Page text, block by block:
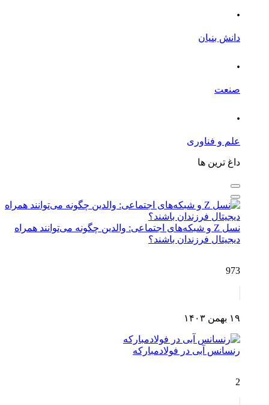
.
دانش بنیان
.
صنعت
.
علم و فناوری
داغ ترین ها
نسل Z و شبکه‌های اجتماعی: والدین چگونه می‌توانند همراه
دیجیتال فرزندان باشند؟
973
۱۹ بهمن ۱۴۰۳
رنسانس آبی در فولادمبارکه
2